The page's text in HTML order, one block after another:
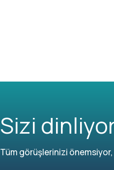
Sizi
Tüm görüşlerinizi